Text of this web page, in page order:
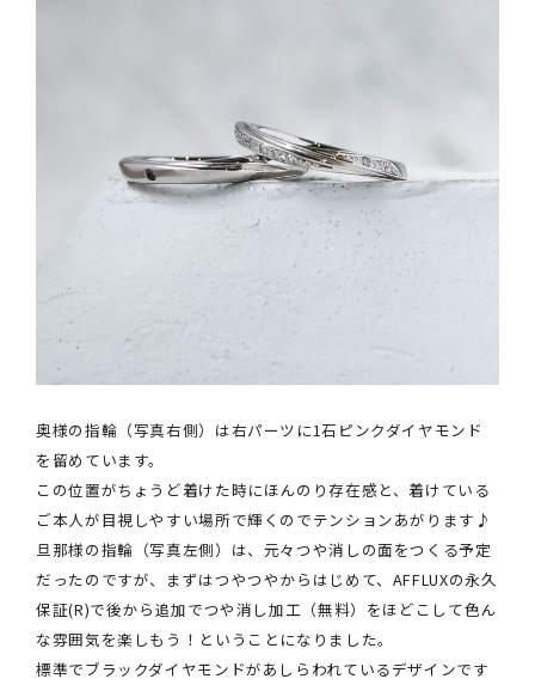
奥様の指輪（写真右側）は右パーツに1石ピンクダイヤモンド
を留めています。
この位置がちょうど着けた時にほんのり存在感と、着けている
ご本人が目視しやすい場所で輝くのでテンションあがります♪
旦那様の指輪（写真左側）は、元々つや消しの面をつくる予定
だったのですが、まずはつやつやからはじめて、AFFLUXの永久
保証(R)で後から追加でつや消し加工（無料）をほどこして色ん
な雰囲気を楽しもう！ということになりました。
標準でブラックダイヤモンドがあしらわれているデザインです